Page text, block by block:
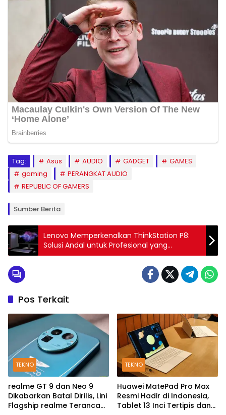
Tag: Asus AUDIO GADGET
GAMES
gaming
PERANGKAT AUDIO
REPUBLIC OF GAMERS
Sumber Berita
Lenovo Memperkenalkan ThinkStation P8:
Solusi Andal untuk Profesional yang
Memerlukan Performa Tangguh
Pos Terkait
TEKNO
realme GT 9 dan Neo 9
Dikabarkan Batal Dirilis, Lini
Flagship realme Terancam
TEKNO
Huawei MatePad Pro Max
Resmi Hadir di Indonesia,
Tablet 13 Inci Tertipis dan